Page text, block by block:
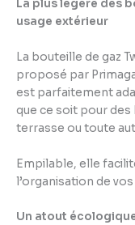
La plus légère des
usage extérieur
La bouteille de gaz
proposé par
est parfaitement
que ce soit pour des
terrasse ou toute
Empilable, elle
l’organisation de
Un atout